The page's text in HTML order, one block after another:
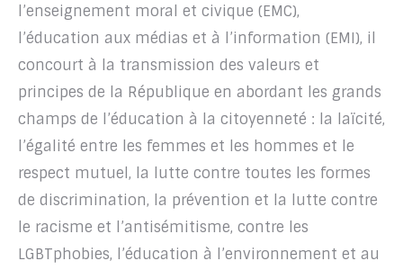
l’enseignement moral et civique (EMC),
l’éducation aux médias et à l’information (EMI), il
concourt à la transmission des valeurs et
principes de la République en abordant les grands
champs de l’éducation à la citoyenneté : la laïcité,
l’égalité entre les femmes et les hommes et le
respect mutuel, la lutte contre toutes les formes
de discrimination, la prévention et la lutte contre
le racisme et l’antisémitisme, contre les
LGBTphobies, l’éducation à l’environnement et au